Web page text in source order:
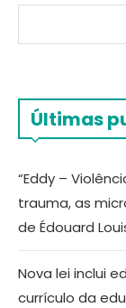
Últimas
“Eddy –
trauma, as
de Édouard
Nova lei inclui
currículo da